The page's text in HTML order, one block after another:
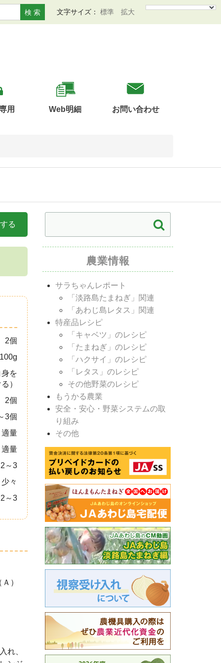
検 索 文字サイズ：標準 拡大
用 Web明細 お問い合わせ
る
2個
100g
を
）
2個
3個
適量
適量
～3
少々
～3
）
れ、
農業情報
サラちゃんレポート
「淡路島たまねぎ」関連
「あわじ島レタス」関連
特産品レシピ
「キャベツ」のレシピ
「たまねぎ」のレシピ
「ハクサイ」のレシピ
「レタス」のレシピ
その他野菜のレシピ
もうかる農業
安全・安心・野菜システムの取
り組み
その他